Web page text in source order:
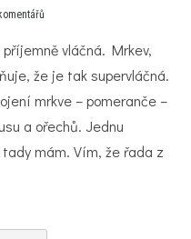
komentářů
vláčná. Mrkev,
že je tak supervláčná.
mrkve – pomeranče –
a ořechů. Jednu
tady mám. Vím, že řada z